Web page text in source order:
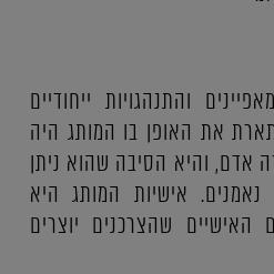
והתנהגויות ייחודיים
את האופן בו המותג היה
אדם, והיא הסיבה שהוא ניתן
נאמנים. אישיות המותג היא
שהצרכנים יוצרים